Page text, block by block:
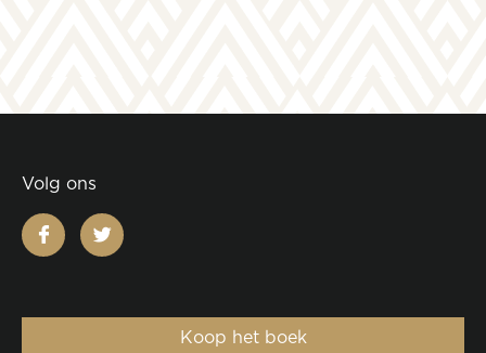
Volg ons
facebooktwitter
Koop het boek